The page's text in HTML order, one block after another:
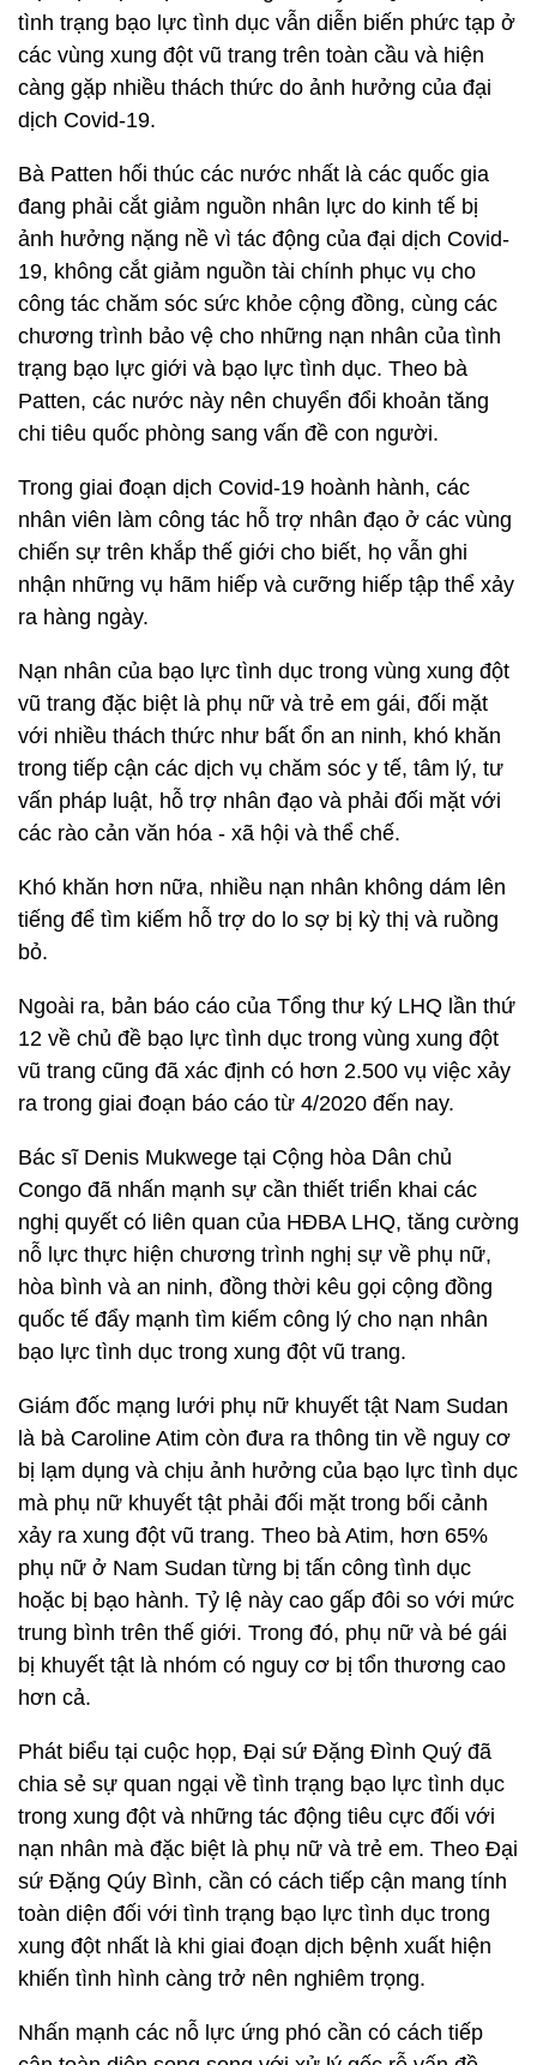
tình trạng bạo lực tình dục vẫn diễn biến phức tạp ở
các vùng xung đột vũ trang trên toàn cầu và hiện
càng gặp nhiều thách thức do ảnh hưởng của đại
dịch Covid-19.
Bà Patten hối thúc các nước nhất là các quốc gia
đang phải cắt giảm nguồn nhân lực do kinh tế bị
ảnh hưởng nặng nề vì tác động của đại dịch Covid-
19, không cắt giảm nguồn tài chính phục vụ cho
công tác chăm sóc sức khỏe cộng đồng, cùng các
chương trình bảo vệ cho những nạn nhân của tình
trạng bạo lực giới và bạo lực tình dục. Theo bà
Patten, các nước này nên chuyển đổi khoản tăng
chi tiêu quốc phòng sang vấn đề con người.
Trong giai đoạn dịch Covid-19 hoành hành, các
nhân viên làm công tác hỗ trợ nhân đạo ở các vùng
chiến sự trên khắp thế giới cho biết, họ vẫn ghi
nhận những vụ hãm hiếp và cưỡng hiếp tập thể xảy
ra hàng ngày.
Nạn nhân của bạo lực tình dục trong vùng xung đột
vũ trang đặc biệt là phụ nữ và trẻ em gái, đối mặt
với nhiều thách thức như bất ổn an ninh, khó khăn
trong tiếp cận các dịch vụ chăm sóc y tế, tâm lý, tư
vấn pháp luật, hỗ trợ nhân đạo và phải đối mặt với
các rào cản văn hóa - xã hội và thể chế.
Khó khăn hơn nữa, nhiều nạn nhân không dám lên
tiếng để tìm kiếm hỗ trợ do lo sợ bị kỳ thị và ruồng
bỏ.
Ngoài ra, bản báo cáo của Tổng thư ký LHQ lần thứ
12 về chủ đề bạo lực tình dục trong vùng xung đột
vũ trang cũng đã xác định có hơn 2.500 vụ việc xảy
ra trong giai đoạn báo cáo từ 4/2020 đến nay.
Bác sĩ Denis Mukwege tại Cộng hòa Dân chủ
Congo đã nhấn mạnh sự cần thiết triển khai các
nghị quyết có liên quan của HĐBA LHQ, tăng cường
nỗ lực thực hiện chương trình nghị sự về phụ nữ,
hòa bình và an ninh, đồng thời kêu gọi cộng đồng
quốc tế đẩy mạnh tìm kiếm công lý cho nạn nhân
bạo lực tình dục trong xung đột vũ trang.
Giám đốc mạng lưới phụ nữ khuyết tật Nam Sudan
là bà Caroline Atim còn đưa ra thông tin về nguy cơ
bị lạm dụng và chịu ảnh hưởng của bạo lực tình dục
mà phụ nữ khuyết tật phải đối mặt trong bối cảnh
xảy ra xung đột vũ trang. Theo bà Atim, hơn 65%
phụ nữ ở Nam Sudan từng bị tấn công tình dục
hoặc bị bạo hành. Tỷ lệ này cao gấp đôi so với mức
trung bình trên thế giới. Trong đó, phụ nữ và bé gái
bị khuyết tật là nhóm có nguy cơ bị tổn thương cao
hơn cả.
Phát biểu tại cuộc họp, Đại sứ Đặng Đình Quý đã
chia sẻ sự quan ngại về tình trạng bạo lực tình dục
trong xung đột và những tác động tiêu cực đối với
nạn nhân mà đặc biệt là phụ nữ và trẻ em. Theo Đại
sứ Đặng Qúy Bình, cần có cách tiếp cận mang tính
toàn diện đối với tình trạng bạo lực tình dục trong
xung đột nhất là khi giai đoạn dịch bệnh xuất hiện
khiến tình hình càng trở nên nghiêm trọng.
Nhấn mạnh các nỗ lực ứng phó cần có cách tiếp